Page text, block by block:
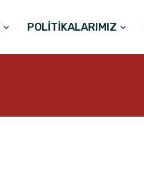
POLİTİKALARIMIZ